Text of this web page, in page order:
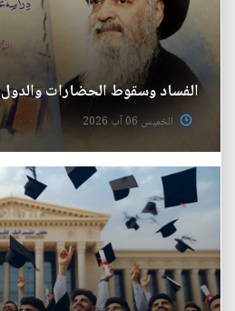
الفساد وسقوط الحضارات والدول
الخميس 06 آب 2026